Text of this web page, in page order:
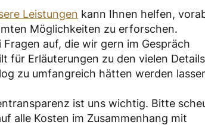
Leistungen kann Ihnen helfen,
Möglichkeiten zu erforschen.
auf, die wir gern im Gespräch
für Erläuterungen zu den vielen
zu umfangreich hätten werden
ist uns wichtig. Bitte
alle Kosten im Zusammenhang mit